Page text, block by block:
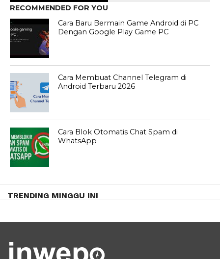
RECOMMENDED FOR YOU
Cara Baru Bermain Game Android di PC
Dengan Google Play Game PC
Cara Membuat Channel Telegram di
Android Terbaru 2026
Cara Blok Otomatis Chat Spam di
WhatsApp
TRENDING MINGGU INI